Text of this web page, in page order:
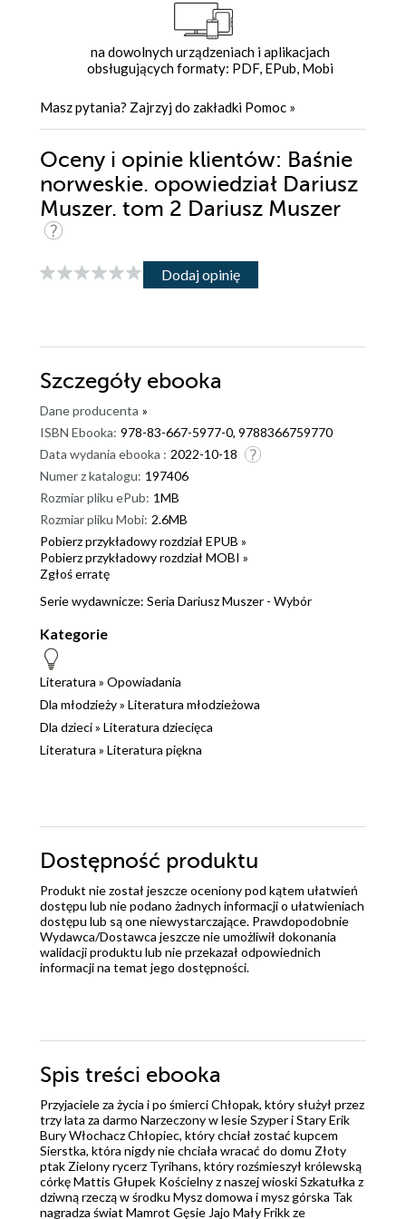
na dowolnych urządzeniach i aplikacjach
obsługujących formaty: PDF, EPub, Mobi
Masz pytania? Zajrzyj do zakładki Pomoc »
Oceny i opinie klientów: Baśnie
norweskie. opowiedział Dariusz
Muszer. tom 2 Dariusz Muszer
Dodaj opinię
Szczegóły ebooka
Dane producenta »
ISBN Ebooka: 978-83-667-5977-0, 9788366759770
Data wydania ebooka : 2022-10-18
Numer z katalogu: 197406
Rozmiar pliku ePub: 1MB
Rozmiar pliku Mobi: 2.6MB
Pobierz przykładowy rozdział EPUB »
Pobierz przykładowy rozdział MOBI »
Zgłoś erratę
Serie wydawnicze: Seria Dariusz Muszer - Wybór
Kategorie
Literatura » Opowiadania
Dla młodzieży» Literatura młodzieżowa
Dla dzieci» Literatura dziecięca
Literatura » Literatura piękna
Dostępność produktu
Produkt nie został jeszcze oceniony pod kątem ułatwień
dostępu lub nie podano żadnych informacji o ułatwieniach
dostępu lub są one niewystarczające. Prawdopodobnie
Wydawca/Dostawca jeszcze nie umożliwił dokonania
walidacji produktu lub nie przekazał odpowiednich
informacji na temat jego dostępności.
Spis treści ebooka
Przyjaciele za życia i po śmierci Chłopak, który służył przez
trzy lata za darmo Narzeczony w lesie Szyper i Stary Erik
Bury Włochacz Chłopiec, który chciał zostać kupcem
Sierstka, która nigdy nie chciała wracać do domu Złoty
ptak Zielony rycerz Tyrihans, który rozśmieszył królewską
córkę Mattis Głupek Kościelny z naszej wioski Szkatułka z
dziwną rzeczą w środku Mysz domowa i mysz górska Tak
nagradza świat Mamrot Gęsie Jajo Mały Frikk ze